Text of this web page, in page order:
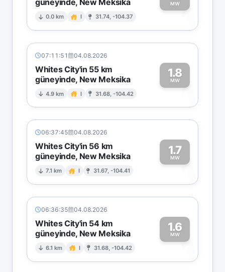
güneyinde, New Meksika
0.0 km I 31.74, -104.37
MW1
07:11:51 04.08.2026
Whites City'in 55 km
güneyinde, New Meksika
4.9 km I 31.68, -104.42
1.8
MW1
06:37:45 04.08.2026
Whites City'in 56 km
güneyinde, New Meksika
7.1 km I 31.67, -104.41
1.7
MW1
06:36:35 04.08.2026
Whites City'in 54 km
güneyinde, New Meksika
6.1 km I 31.68, -104.42
1.6
MW1